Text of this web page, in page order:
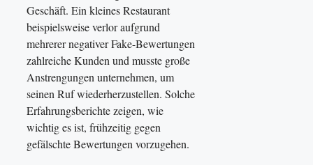
Geschäft. Ein kleines Restaurant
beispielsweise verlor aufgrund
mehrerer negativer Fake-Bewertungen
zahlreiche Kunden und musste große
Anstrengungen unternehmen, um
seinen Ruf wiederherzustellen. Solche
Erfahrungsberichte zeigen, wie
wichtig es ist, frühzeitig gegen
gefälschte Bewertungen vorzugehen.